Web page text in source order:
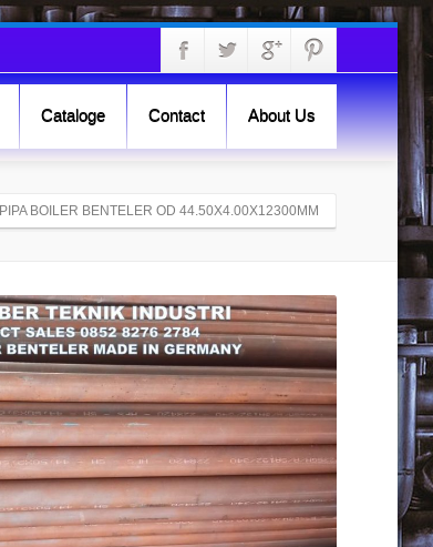
Cataloge Contact About Us
PIPA BOILER BENTELER OD 44.50X4.00X12300MM